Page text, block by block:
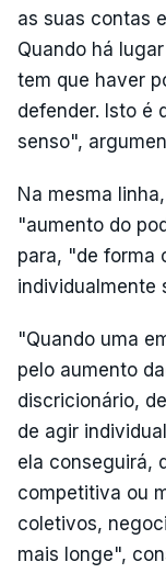
as suas contas
Quando há
tem que haver
defender. Isto é
senso",
Na mesma
"aumento do
para, "de forma
individualmente
"Quando uma
pelo aumento
discricionário,
de agir
ela conseguirá,
competitiva ou
coletivos,
mais longe",